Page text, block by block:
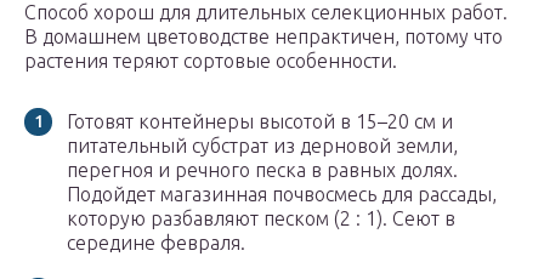
Способ хорош для длительных селекционных работ.
В домашнем цветоводстве непрактичен, потому что
растения теряют сортовые особенности.
Готовят контейнеры высотой в 15–20 см и
питательный субстрат из дерновой земли,
перегноя и речного песка в равных долях.
Подойдет магазинная почвосмесь для рассады,
которую разбавляют песком (2 : 1). Сеют в
середине февраля.